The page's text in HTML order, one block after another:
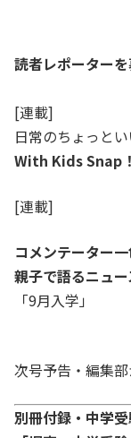
読者レポーター
[連載]
日常のちょっと
With Kids Snap！
[連載]
コメンテーター
親子で語るニュ
「9月入学」
次号予告・編集部
別冊付録・中学